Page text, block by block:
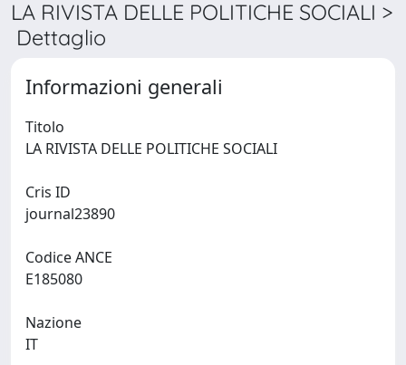
LA RIVISTA DELLE POLITICHE SOCIALI >
Dettaglio
Informazioni generali
Titolo
Cris ID
Codice ANCE
Nazione